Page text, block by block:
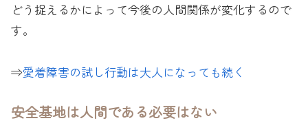
どう捉えるかによって今後の人間関係が変化するので
す。
⇒愛着障害の試し行動は大人になっても続く
安全基地は人間である必要はない